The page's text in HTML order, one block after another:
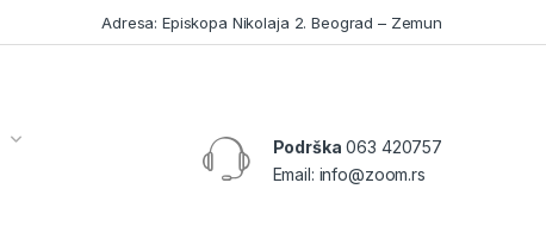
Adresa: Episkopa Nikolaja 2. Beograd – Zemun
Podrška 063 420757
Email: info@zoom.rs